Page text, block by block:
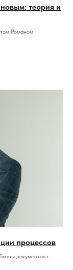
теория и
Романом
процессов
документов с